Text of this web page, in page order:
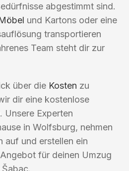
abgestimmt sind.
und Kartons oder eine
transportieren
Team steht dir zur
über die Kosten zu
dir eine kostenlose
Unsere Experten
in Wolfsburg, nehmen
auf und erstellen ein
für deinen Umzug